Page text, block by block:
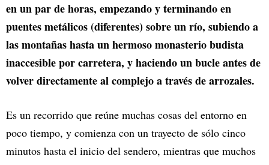
en un par de horas, empezando y terminando en
puentes metálicos (diferentes) sobre un río, subiendo a
las montañas hasta un hermoso monasterio budista
inaccesible por carretera, y haciendo un bucle antes de
volver directamente al complejo a través de arrozales.
Es un recorrido que reúne muchas cosas del entorno en
poco tiempo, y comienza con un trayecto de sólo cinco
minutos hasta el inicio del sendero, mientras que muchos